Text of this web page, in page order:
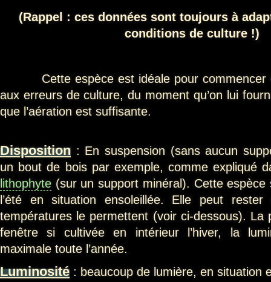
(Rappel : ces données sont toujours à
conditions de culture !)
Cette espèce est idéale pour commencer
aux erreurs de culture, du moment qu’on lui
que l’aération est suffisante.
Disposition : En suspension (sans aucun
un bout de bois par exemple, comme expliqué
lithophyte (sur un support minéral). Cette espèce
l’été en situation ensoleillée. Elle peut
températures le permettent (voir ci-dessous). La
fenêtre si cultivée en intérieur l’hiver, la
maximale toute l’année.
Luminosité : beaucoup de lumière, en situation